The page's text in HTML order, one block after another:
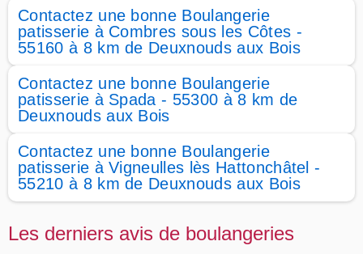
Contactez une bonne Boulangerie
patisserie à Combres sous les Côtes -
55160 à 8 km de Deuxnouds aux Bois
Contactez une bonne Boulangerie
patisserie à Spada - 55300 à 8 km de
Deuxnouds aux Bois
Contactez une bonne Boulangerie
patisserie à Vigneulles lès Hattonchâtel -
55210 à 8 km de Deuxnouds aux Bois
Les derniers avis de boulangeries